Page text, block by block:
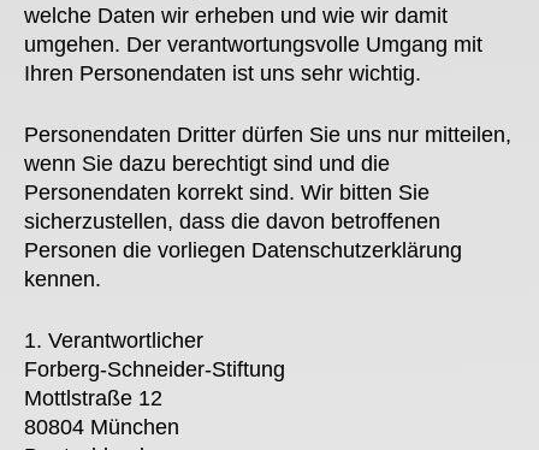
welche Daten wir erheben und wie wir damit
umgehen. Der verantwortungsvolle Umgang mit
Ihren Personendaten ist uns sehr wichtig.
Personendaten Dritter dürfen Sie uns nur mitteilen,
wenn Sie dazu berechtigt sind und die
Personendaten korrekt sind. Wir bitten Sie
sicherzustellen, dass die davon betroffenen
Personen die vorliegen Datenschutzerklärung
kennen.
1. Verantwortlicher
Forberg-Schneider-Stiftung
Mottlstraße 12
80804 München